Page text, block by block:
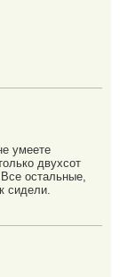
умеете
двухсот
остальные,
сидели.